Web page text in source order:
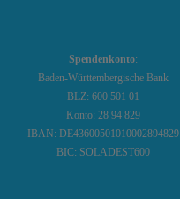
Spendenkonto:
Baden-Württembergische Bank
BLZ: 600 501 01
Konto: 28 94 829
IBAN: DE43600501010002894829
BIC: SOLADEST600